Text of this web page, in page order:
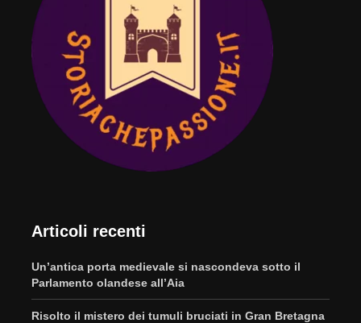
Articoli recenti
Un’antica porta medievale si nascondeva sotto il
Parlamento olandese all’Aia
Risolto il mistero dei tumuli bruciati in Gran Bretagna